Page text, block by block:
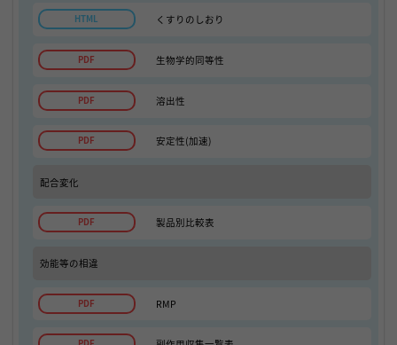
くすりのしおり
生物学的同等性
溶出性
安定性(加速)
配合変化
製品別比較表
効能等の相違
RMP